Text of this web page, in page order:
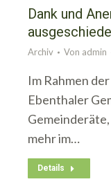
Dank und
Archiv Von admin
Im Rahmen
Ebenthaler
mehr im…
Details